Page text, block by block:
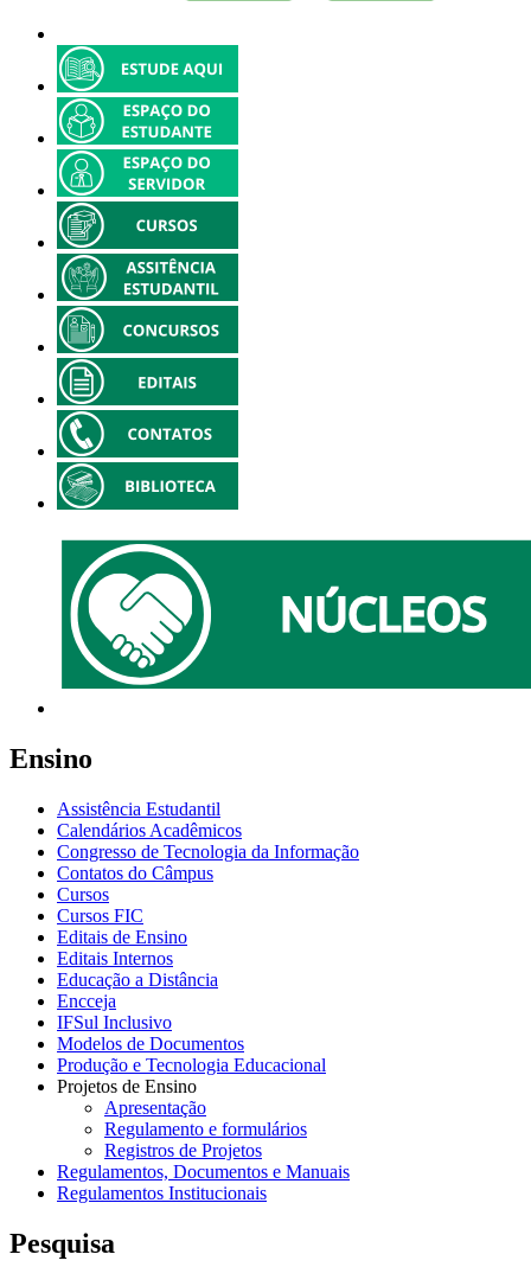
Ensino
Assistência Estudantil
Calendários Acadêmicos
Congresso de Tecnologia da Informação
Contatos do Câmpus
Cursos
Cursos FIC
Editais de Ensino
Editais Internos
Educação a Distância
Encceja
IFSul Inclusivo
Modelos de Documentos
Produção e Tecnologia Educacional
Projetos de Ensino
Apresentação
Regulamento e formulários
Registros de Projetos
Regulamentos, Documentos e Manuais
Regulamentos Institucionais
Pesquisa